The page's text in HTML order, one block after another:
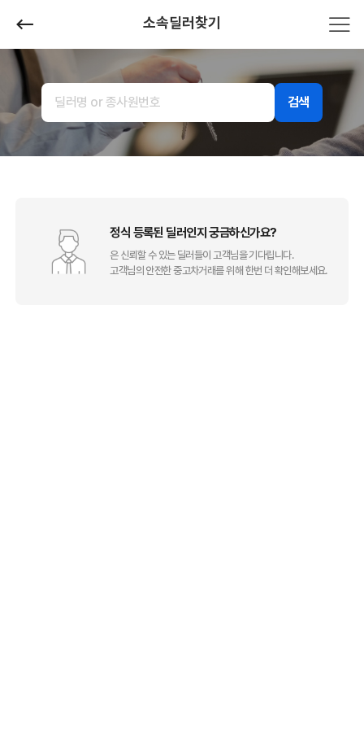
소속딜러찾기
검색
정식 등록된 딜러인지 궁금하신가요?
은 신뢰할 수 있는 딜러들이 고객님을 기다립니다.
고객님의 안전한 중고차거래를 위해 한번 더 확인해보세요.